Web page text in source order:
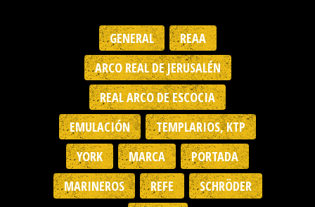
GENERAL
REAA
ARCO REAL DE JERUSALÉN
REAL ARCO DE ESCOCIA
EMULACIÓN
TEMPLARIOS, KTP
YORK
MARCA
PORTADA
MARINEROS
REFE SCHRÖDER